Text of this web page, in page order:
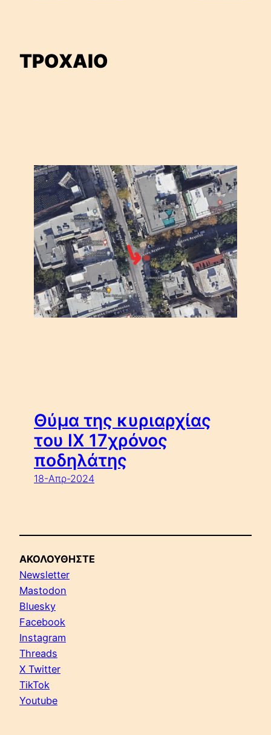
ΤΡΟΧΑΙΟ
Θύμα της κυριαρχίας
του ΙΧ 17χρόνος
ποδηλάτης
18-Απρ-2024
ΑΚΟΛΟΥΘΗΣΤΕ
Newsletter
Mastodon
Bluesky
Facebook
Instagram
Threads
X Twitter
TikTok
Youtube